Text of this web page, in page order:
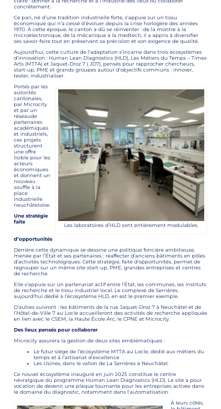
concrètement.
Ce pari, né d’une tradition industrielle forte, s’appuie sur un tissu
économique qui n’a cessé d’évoluer depuis la crise horlogère des années
1970. À cette époque, le canton a dû se réinventer : de la montre à la
microélectronique, de la mécanique à la medtech, il a appris à diversifier
ses savoir-faire tout en préservant sa précision et son exigence de qualité.
Aujourd’hui, cette culture de l’adaptation s’incarne dans trois écosystèmes
d’innovation : Human Lean Diagnostics (HLD), Les Métiers du Temps – Times
Arts (MTTA) et Jaquet-Droz 7 ( JD7), pensés pour rapprocher chercheurs,
start-up, PME et grands groupes autour d’objectifs communs : innover,
tester, industrialiser.
Les laboratoires d’HLD sont entièrement modulables.
Portés par les
autorités
cantonales,
par Microcity
et par un
réseaude
partenaires
académiques
et industriels,
ces projets
structurent
une offre
lisible pour les
acteurs
économiques
et donnent un
nouveau
souffle à la
place
industrielle
neuchâteloise.
Une stratégie
faite
d’opportunités
Derrière cette dynamique se dessine une politique foncière ambitieuse,
menée par l’État et ses partenaires : réaffecter d’anciens bâtiments en pôles
d’activités technologiques. Cette stratégie, faite d’opportunités, permet de
regrouper sur un même site start-up, PME, grandes entreprises et centres
de recherche.
Elle s’appuie sur un partenariat actif entre l’État, les communes, les instituts
de recherche et le tissu industriel local. Le complexe de Serrières,
aujourd’hui dédié à l’écosystème HLD, en est le premier exemple.
D’autres suivront : les bâtiments de la rue Jaquet-Droz 7 à Neuchâtel et de
l’Hôtel-de-Ville 7 au Locle accueilleront des activités de recherche appliquée
en lien avec le CSEM, la Haute École Arc, le CPNE et Microcity.
Des lieux pensés pour collaborer
Microcity assurera la gestion de deux sites emblématiques :
Le futur siège de l’écosystème MTTA au Locle, dédié aux métiers du
temps et à l’artisanat d’excellence
Les Usines, dans le vallon de La Serrières à Neuchâtel.
Ce nouvel écosystème inauguré en juin 2025 constitue le centre
névralgique du programme Human Lean Diagnostics (HLD). Le site a pour
vocation de devenir une plaque tournante pour les entreprises actives dans
le domaine du diagnostic, notamment dans l’automatisation.
À leurs côtés,